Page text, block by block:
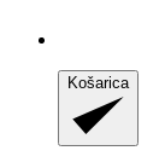
Košarica